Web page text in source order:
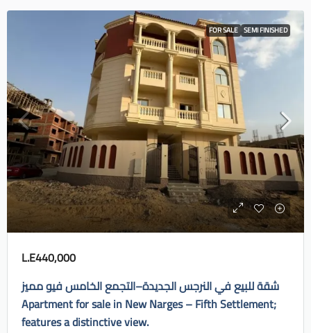
FOR SALE SEMI FINISHED
L.E440,000
شقة للبيع في النرجس الجديدة–التجمع الخامس فيو مميز
Apartment for sale in New Narges – Fifth Settlement;
features a distinctive view.